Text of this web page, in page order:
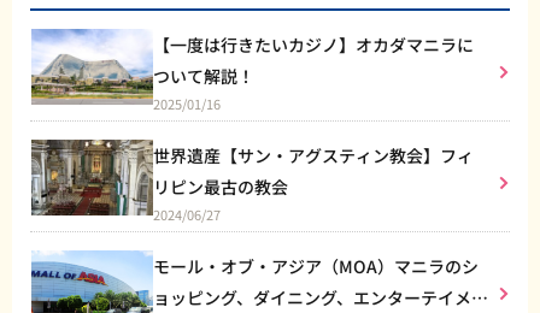
【一度は行きたいカジノ】オカダマニラに
ついて解説！
2025/01/16
世界遺産【サン・アグスティン教会】フィ
リピン最古の教会
2024/06/27
モール・オブ・アジア（MOA）マニラのシ
ョッピング、ダイニング、エンターテイメン